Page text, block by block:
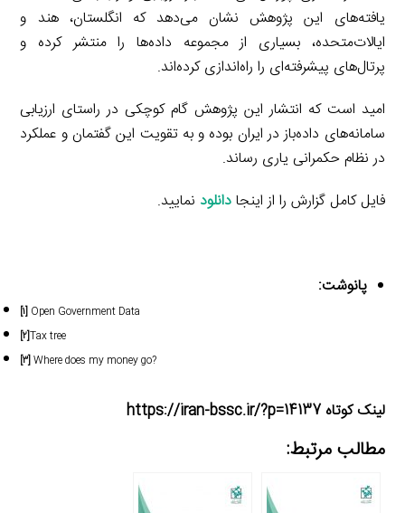
یافته‌های این پژوهش نشان می‌دهد که انگلستان، هند و
ایالات‌متحده، بسیاری از مجموعه داده‌ها را منتشر کرده و
پرتال‌های پیشرفته‌ای را راه‌اندازی کرده‌اند.
امید است که انتشار این پژوهش گام کوچکی در راستای ارزیابی
سامانه‌های داده‌باز در ایران بوده و به تقویت این گفتمان و عملکرد
در نظام حکمرانی یاری رساند.
فایل کامل گزارش را از اینجادانلود نمایید.
پانوشت:
[۱] Open Government Data
[۲]Tax tree
[۳] Where does my money go?
لینک کوتاه https://iran-bssc.ir/?p=14137
مطالب مرتبط: